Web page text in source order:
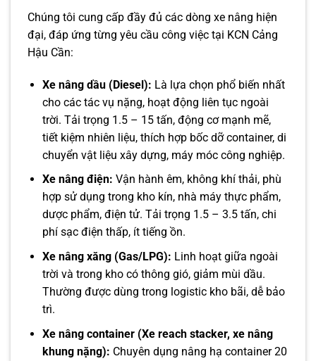
Chúng tôi cung cấp đầy đủ các dòng xe nâng hiện
đại, đáp ứng từng yêu cầu công việc tại KCN Cảng
Hậu Cần:
Xe nâng dầu (Diesel): Là lựa chọn phổ biến nhất
cho các tác vụ nặng, hoạt động liên tục ngoài
trời. Tải trọng 1.5 – 15 tấn, động cơ mạnh mẽ,
tiết kiệm nhiên liệu, thích hợp bốc dỡ container, di
chuyển vật liệu xây dựng, máy móc công nghiệp.
Xe nâng điện: Vận hành êm, không khí thải, phù
hợp sử dụng trong kho kín, nhà máy thực phẩm,
dược phẩm, điện tử. Tải trọng 1.5 – 3.5 tấn, chi
phí sạc điện thấp, ít tiếng ồn.
Xe nâng xăng (Gas/LPG): Linh hoạt giữa ngoài
trời và trong kho có thông gió, giảm mùi dầu.
Thường được dùng trong logistic kho bãi, dễ bảo
trì.
Xe nâng container (Xe reach stacker, xe nâng
khung nặng): Chuyên dụng nâng hạ container 20